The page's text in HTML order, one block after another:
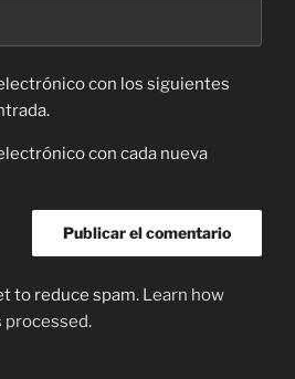
con los siguientes
con cada nueva
to reduce spam. Learn how
processed.